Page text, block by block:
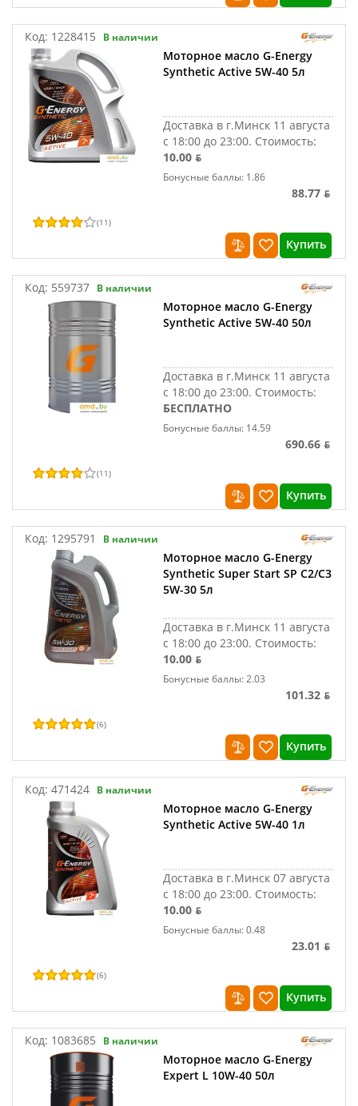
Код: 1228415 В наличии
Моторное масло G-Energy
Synthetic Active 5W-40 5л
Доставка в г.Минск 11 августа
с 18:00 до 23:00. Стоимость:
10.00 ƃ
Бонусные баллы: 1.86
88.77 ƃ
(11)
Купить
Код: 559737 В наличии
Моторное масло G-Energy
Synthetic Active 5W-40 50л
Доставка в г.Минск 11 августа
с 18:00 до 23:00. Стоимость:
БЕСПЛАТНО
Бонусные баллы: 14.59
690.66 ƃ
(11)
Купить
Код: 1295791 В наличии
Моторное масло G-Energy
Synthetic Super Start SP C2/C3
5W-30 5л
Доставка в г.Минск 11 августа
с 18:00 до 23:00. Стоимость:
10.00 ƃ
Бонусные баллы: 2.03
101.32 ƃ
(6)
Купить
Код: 471424 В наличии
Моторное масло G-Energy
Synthetic Active 5W-40 1л
Доставка в г.Минск 07 августа
с 18:00 до 23:00. Стоимость:
10.00 ƃ
Бонусные баллы: 0.48
23.01 ƃ
(6)
Купить
Код: 1083685 В наличии
Моторное масло G-Energy
Expert L 10W-40 50л